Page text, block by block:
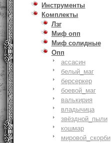
Инструменты
Комплекты
Лзг
Миф опп
Миф солидные
Опп
ассасин
белый_маг
берсеркер
боевой_маг
валькирия
владычица
звёздной_пыли
кошмар
мировой_скорби